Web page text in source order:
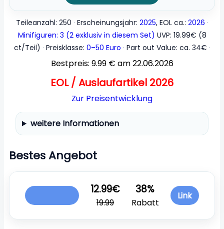
Teileanzahl: 250 Erscheinungsjahr: 2025, EOL ca.: 2026
Minifiguren: 3 (2 exklusiv in diesem Set) UVP: 19.99€ (8
ct/Teil)
Preisklasse: 0–50 Euro Part out Value: ca. 34€
Bestpreis: 9.99 € am 22.06.2026
EOL / Auslaufartikel 2026
Zur Preisentwicklung
weitere Informationen
Bestes Angebot
12.99€
19.99
38%
Rabatt
Link